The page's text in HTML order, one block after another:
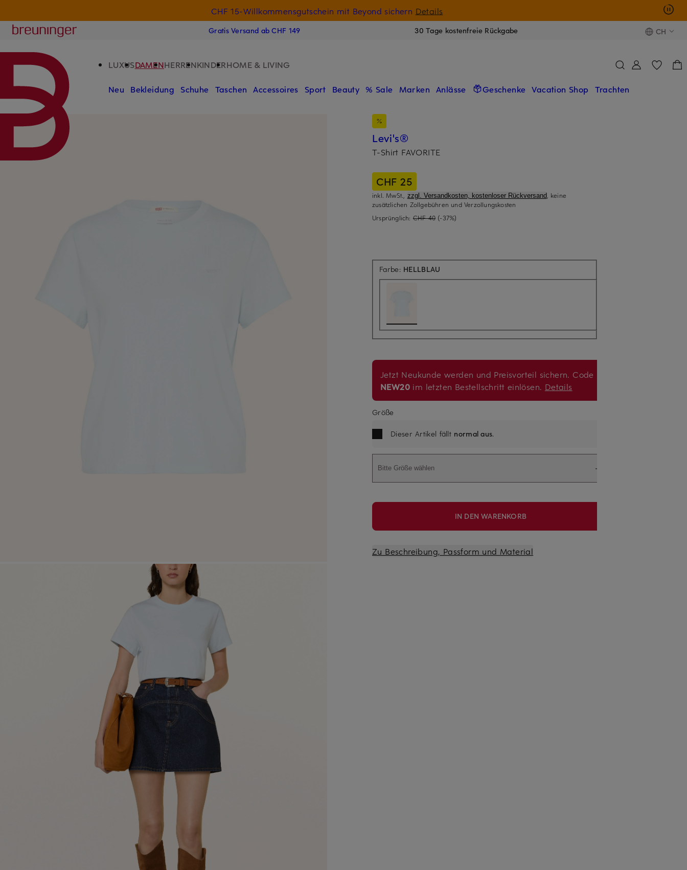
CHF 15-Willkommensgutschein mit Beyond sichern Details
Breuninger
Gratis Versand ab CHF 149 30 Tage kostenfreie Rückgabe CH
LUXUSDAMENHERRENKINDERHOME & LIVING
Neu Bekleidung Schuhe Taschen Accessoires Sport Beauty % Sale Marken Anlässe Geschenke Vacation Shop Trachten
Levi's®
T-Shirt FAVORITE
CHF 25
inkl. MwSt., zzgl. Versandkosten, kostenloser Rückversand, keine
zusätzlichen Zollgebühren und Verzollungskosten
Ursprünglich: CHF 40 (-37%)
Farbe: HELLBLAU
Jetzt Neukunde werden und Preisvorteil sichern. Code
NEW20 im letzten Bestellschritt einlösen. Details
Größe
Dieser Artikel fällt normal aus.
Bitte Größe wählen
IN DEN WARENKORB
Zu Beschreibung, Passform und Material